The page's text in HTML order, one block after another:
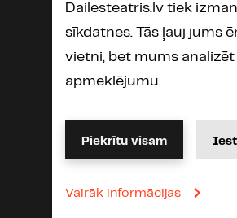
Dailesteatris.lv tiek
sīkdatnes. Tās ļauj jums
vietni, bet mums analizēt
apmeklējumu.
Piekrītu visam
Vairāk informācijas